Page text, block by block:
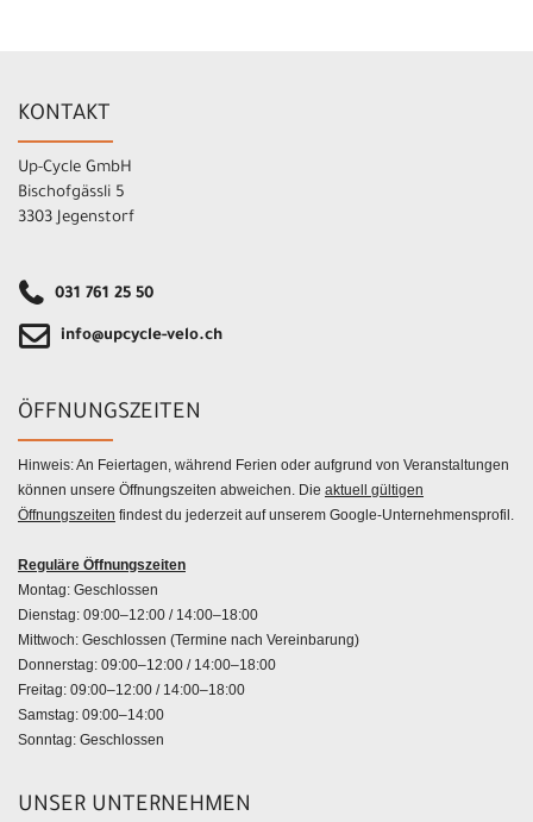
KONTAKT
Up-Cycle GmbH
Bischofgässli 5
3303 Jegenstorf
031 761 25 50
info@upcycle-velo.ch
ÖFFNUNGSZEITEN
Hinweis: An Feiertagen, während Ferien oder aufgrund von Veranstaltungen
können unsere Öffnungszeiten abweichen. Die aktuell gültigen
Öffnungszeiten findest du jederzeit auf unserem Google-Unternehmensprofil.
Reguläre Öffnungszeiten
Montag: Geschlossen
Dienstag: 09:00–12:00 / 14:00–18:00
Mittwoch: Geschlossen (Termine nach Vereinbarung)
Donnerstag: 09:00–12:00 / 14:00–18:00
Freitag: 09:00–12:00 / 14:00–18:00
Samstag: 09:00–14:00
Sonntag: Geschlossen
UNSER UNTERNEHMEN